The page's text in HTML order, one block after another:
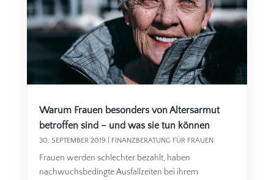
Warum Frauen besonders von Altersarmut
betroffen sind – und was sie tun können
30. SEPTEMBER 2019 FINANZBERATUNG FÜR FRAUEN
Frauen werden schlechter bezahlt, haben
nachwuchsbedingte Ausfallzeiten bei ihrem